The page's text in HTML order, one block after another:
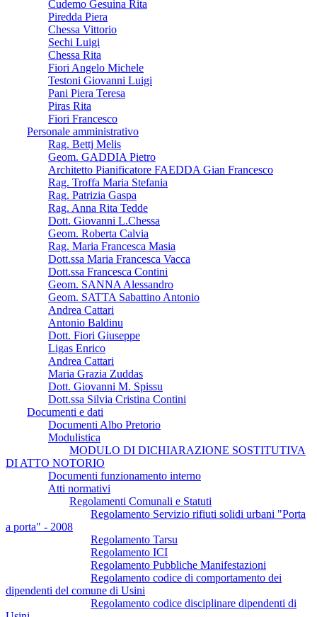
Cudemo Gesuina Rita
Piredda Piera
Chessa Vittorio
Sechi Luigi
Chessa Rita
Fiori Angelo Michele
Testoni Giovanni Luigi
Pani Piera Teresa
Piras Rita
Fiori Francesco
Personale amministrativo
Rag. Bettj Melis
Geom. GADDIA Pietro
Architetto Pianificatore FAEDDA Gian Francesco
Rag. Troffa Maria Stefania
Rag. Patrizia Gaspa
Rag. Anna Rita Tedde
Dott. Giovanni L.Chessa
Geom. Roberta Calvia
Rag. Maria Francesca Masia
Dott.ssa Maria Francesca Vacca
Dott.ssa Francesca Contini
Geom. SANNA Alessandro
Geom. SATTA Sabattino Antonio
Andrea Cattari
Antonio Baldinu
Dott. Fiori Giuseppe
Ligas Enrico
Andrea Cattari
Maria Grazia Zuddas
Dott. Giovanni M. Spissu
Dott.ssa Silvia Cristina Contini
Documenti e dati
Documenti Albo Pretorio
Modulistica
MODULO DI DICHIARAZIONE SOSTITUTIVA
DI ATTO NOTORIO
Documenti funzionamento interno
Atti normativi
Regolamenti Comunali e Statuti
Regolamento Servizio rifiuti solidi urbani "Porta
a porta" - 2008
Regolamento Tarsu
Regolamento ICI
Regolamento Pubbliche Manifestazioni
Regolamento codice di comportamento dei
dipendenti del comune di Usini
Regolamento codice disciplinare dipendenti di